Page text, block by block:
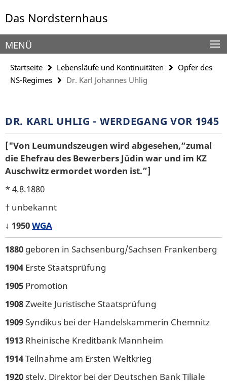
direkt
Inhalt
Das Nordsternhaus
Service-
Navigation
MENÜ
Startseite Lebensläufe und Kontinuitäten
Opfer des
NS-Regimes
Dr. Karl Johannes Uhlig
DR. KARL UHLIG - WERDEGANG VOR 1945
["Von Leumundszeugen wird abgesehen,“zumal
die Ehefrau des Bewerbers Jüdin war und im KZ
Auschwitz ermordet worden ist.”]
* 4.8.1880
† unbekannt
↓ 1950WGA
1880 geboren in Sachsenburg/Sachsen Frankenberg
1904 Erste Staatsprüfung
1905 Promotion
1908Zweite Juristische Staatsprüfung
1909Syndikus bei der Handelskammerin Chemnitz
1913 Rheinische Kreditbank Mannheim
1914Teilnahme am Ersten Weltkrieg
1920stelv. Direktor bei der Deutschen Bank Tiliale